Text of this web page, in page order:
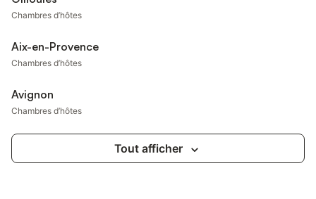
Chambres d’hôtes
Aix-en-Provence
Chambres d’hôtes
Avignon
Chambres d’hôtes
Tout afficher